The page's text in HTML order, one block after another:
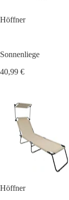
Höffner
Sonnenliege
40,99 €
Höffner